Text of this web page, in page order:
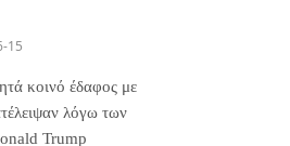
15
κοινό έδαφος με
λόγω των
Trump